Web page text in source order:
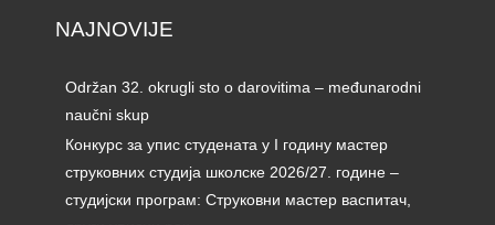
NAJNOVIJE
Održan 32. okrugli sto o darovitima – međunarodni
naučni skup
Конкурс за упис студената у I годину мастер
струковних студија школске 2026/27. године –
студијски програм: Струковни мастер васпитач,